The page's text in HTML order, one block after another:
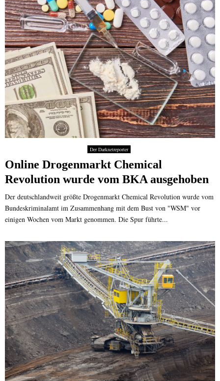
Der Darknetreporter
Online Drogenmarkt Chemical
Revolution wurde vom BKA ausgehoben
Der deutschlandweit größte Drogenmarkt Chemical Revolution wurde vom
Bundeskriminalamt im Zusammenhang mit dem Bust von "WSM" vor
einigen Wochen vom Markt genommen. Die Spur führte...